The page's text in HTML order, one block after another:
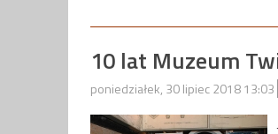
10 lat Muzeum
poniedziałek, 30 lipiec 2018 13:03